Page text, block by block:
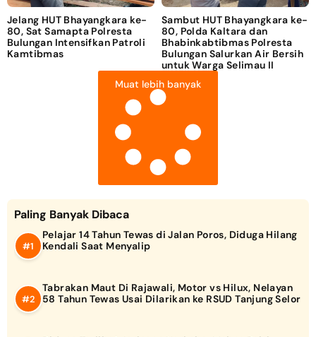
Jelang HUT Bhayangkara ke-
80, Sat Samapta Polresta
Bulungan Intensifkan Patroli
Kamtibmas
Sambut HUT Bhayangkara ke-
80, Polda Kaltara dan
Bhabinkabtibmas Polresta
Bulungan Salurkan Air Bersih
untuk Warga Selimau II
Muat lebih banyak
Paling Banyak Dibaca
Pelajar 14 Tahun Tewas di Jalan Poros, Diduga Hilang
Kendali Saat Menyalip
Tabrakan Maut Di Rajawali, Motor vs Hilux, Nelayan
58 Tahun Tewas Usai Dilarikan ke RSUD Tanjung Selor